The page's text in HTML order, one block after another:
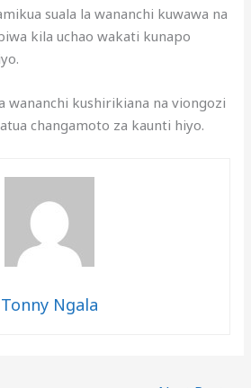
suala la wananchi kuwawa na
kila uchao wakati kunapo
wananchi kushirikiana na viongozi
changamoto za kaunti hiyo.
Tonny Ngala